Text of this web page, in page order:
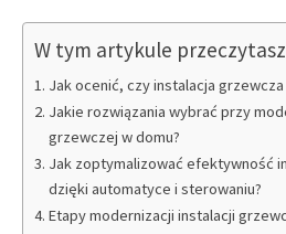
W tym artykule przeczytasz
Jak ocenić, czy instalacja
Jakie rozwiązania wybrać przy
grzewczej w domu?
Jak zoptymalizować efektywność
dzięki automatyce i sterowaniu?
Etapy modernizacji instalacji